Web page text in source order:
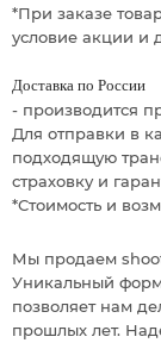
*При заказе
условие акции и
Доставка по России
- производится
Для отправки в
подходящую
страховку и
*Стоимость и
Мы продаем
Уникальный
позволяет нам
прошлых лет.